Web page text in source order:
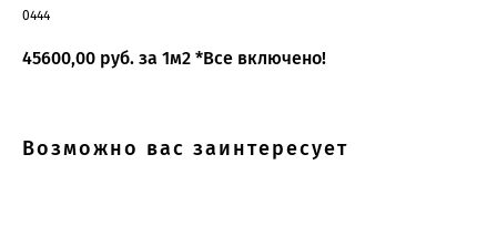
0444
45600,00 руб. за 1м2 *Все включено!
Возможно вас заинтересует